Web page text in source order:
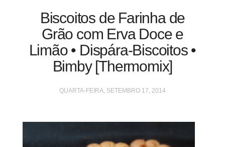
Biscoitos de Farinha de
Grão com Erva Doce e
Limão • Dispára-Biscoitos •
Bimby [Thermomix]
QUARTA-FEIRA, SETEMBRO 17, 2014